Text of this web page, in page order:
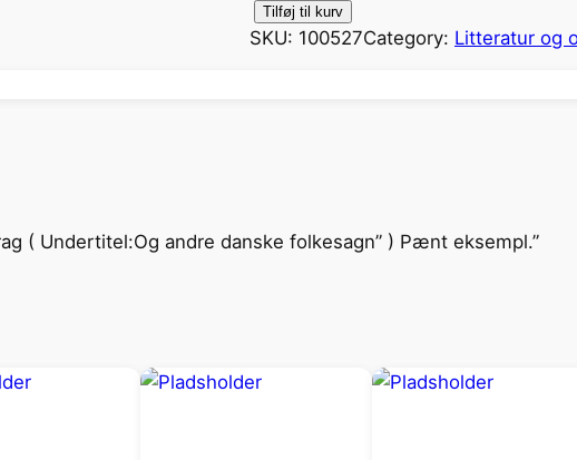
k
n
Tilføj til kurv
SKU: 100527Category: Litteratur og
( Undertitel:Og andre danske folkesagn” ) Pænt eksempl.”